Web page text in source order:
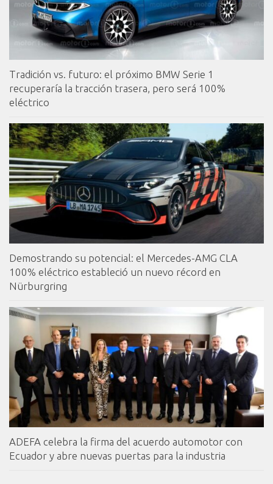
Tradición vs. futuro: el próximo BMW Serie 1
recuperaría la tracción trasera, pero será 100%
eléctrico
Demostrando su potencial: el Mercedes-AMG CLA
100% eléctrico estableció un nuevo récord en
Nürburgring
ADEFA celebra la firma del acuerdo automotor con
Ecuador y abre nuevas puertas para la industria